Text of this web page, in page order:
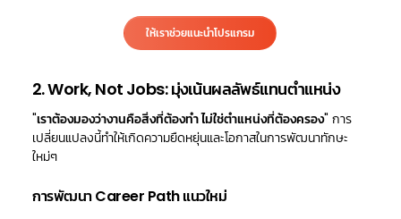
ให้เราช่วยแนะนำโปรแกรม
2. Work, Not Jobs: มุ่งเน้นผลลัพธ์แทนตำแหน่ง
"เราต้องมองว่างานคือสิ่งที่ต้องทำ ไม่ใช่ตำแหน่งที่ต้องครอง" การ
เปลี่ยนแปลงนี้ทำให้เกิดความยืดหยุ่นและโอกาสในการพัฒนาทักษะ
ใหม่ๆ
การพัฒนา Career Path แนวใหม่